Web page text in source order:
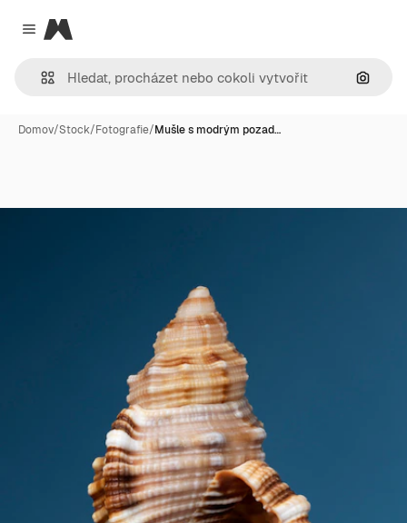
Close menu
Magnific
Hledat
Domov/Stock/Fotografie/Mušle s modrým pozad…